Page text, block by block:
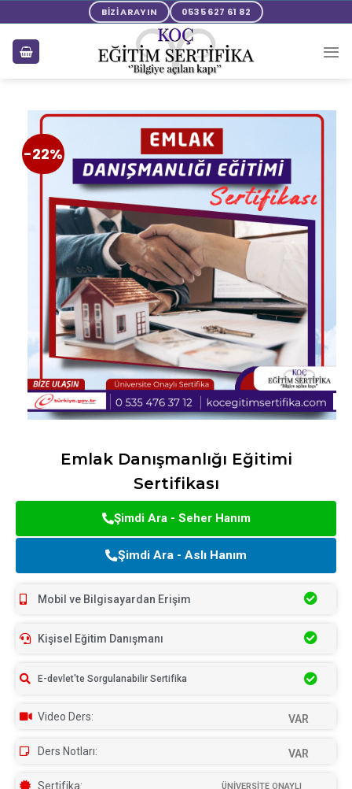
BİZİ ARAYIN 0535 627 61 82
-22%
Emlak Danışmanlığı Eğitimi
Sertifikası
Şimdi Ara - Seher Hanım
Şimdi Ara - Aslı Hanım
Mobil ve Bilgisayardan Erişim
Kişisel Eğitim Danışmanı
E-devlet'te Sorgulanabilir Sertifika
Video Ders: VAR
Ders Notları: VAR
Sertifika: ÜNİVERSİTE ONAYLI